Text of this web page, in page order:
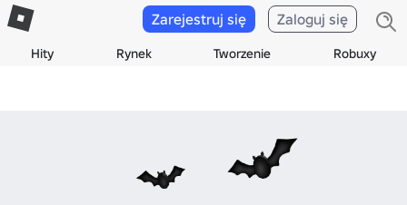
Hity Rynek Tworzenie Robuxy
Zarejestruj się Zaloguj się